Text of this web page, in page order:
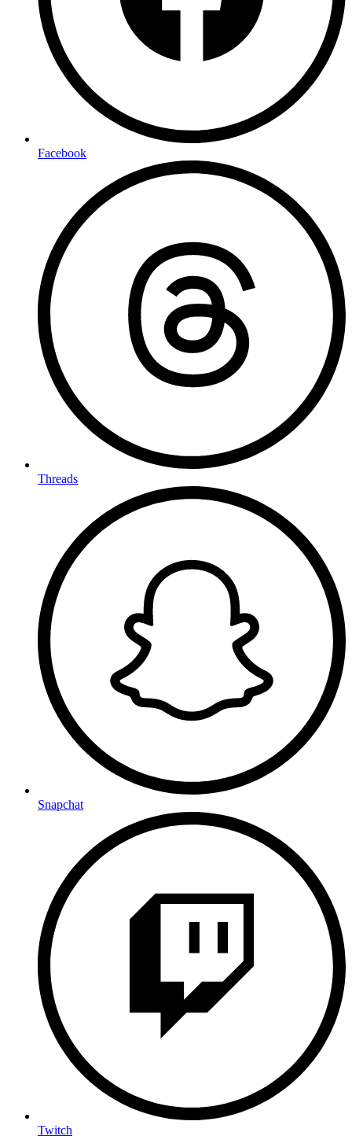
Facebook
Threads
Snapchat
Twitch